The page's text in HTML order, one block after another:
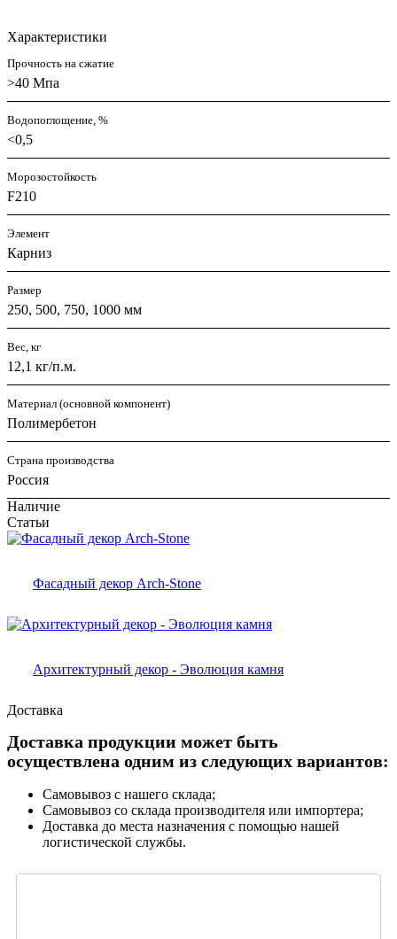
Характеристики
Прочность на сжатие
>40 Мпа
Водопоглощение, %
<0,5
Морозостойкость
F210
Элемент
Карниз
Размер
250, 500, 750, 1000 мм
Вес, кг
12,1 кг/п.м.
Материал (основной компонент)
Полимербетон
Страна производства
Россия
Наличие
Статьи
Фасадный декор Arch-Stone
Архитектурный декор - Эволюция камня
Доставка
Доставка продукции может быть
осуществлена одним из следующих вариантов:
Самовывоз с нашего склада;
Самовывоз со склада производителя или импортера;
Доставка до места назначения с помощью нашей
логистической службы.